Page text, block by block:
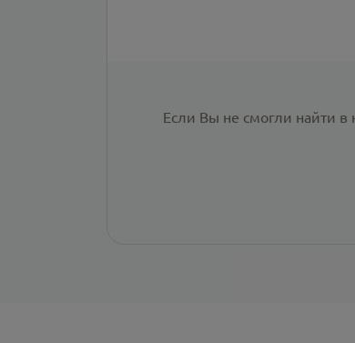
Если Вы не смогли найти